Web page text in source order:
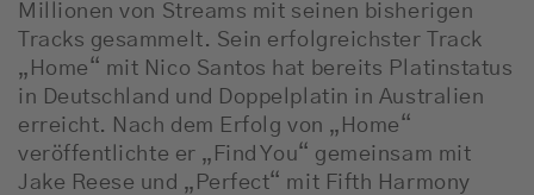
Millionen von Streams mit seinen bisherigen
Tracks gesammelt. Sein erfolgreichster Track
„Home“ mit Nico Santos hat bereits Platinstatus
in Deutschland und Doppelplatin in Australien
erreicht. Nach dem Erfolg von „Home“
veröffentlichte er „Find You“ gemeinsam mit
Jake Reese und „Perfect“ mit Fifth Harmony